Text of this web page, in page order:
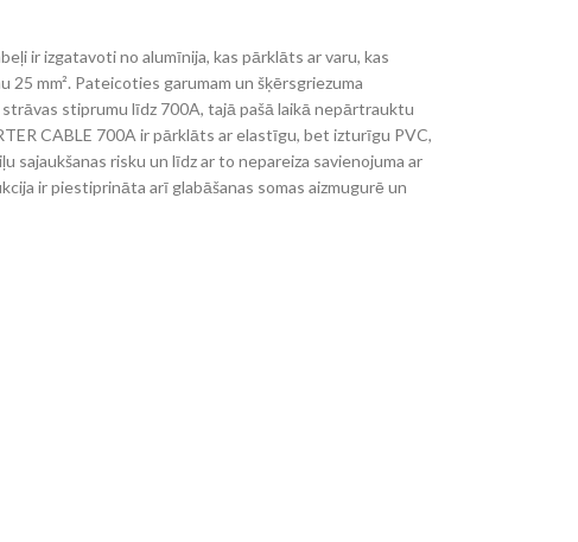
ir izgatavoti no alumīnija, kas pārklāts ar varu, kas
mm². Pateicoties garumam un šķērsgriezuma
stiprumu līdz 700A, tajā pašā laikā nepārtrauktu
CABLE 700A ir pārklāts ar elastīgu, bet izturīgu PVC,
risku un līdz ar to nepareiza savienojuma ar
ir piestiprināta arī glabāšanas somas aizmugurē un